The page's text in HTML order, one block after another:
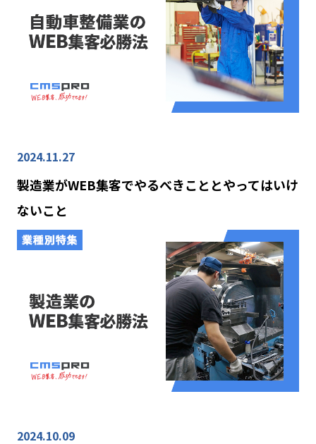
2024.11.27
製造業がWEB集客でやるべきこととやってはいけ
ないこと
2024.10.09